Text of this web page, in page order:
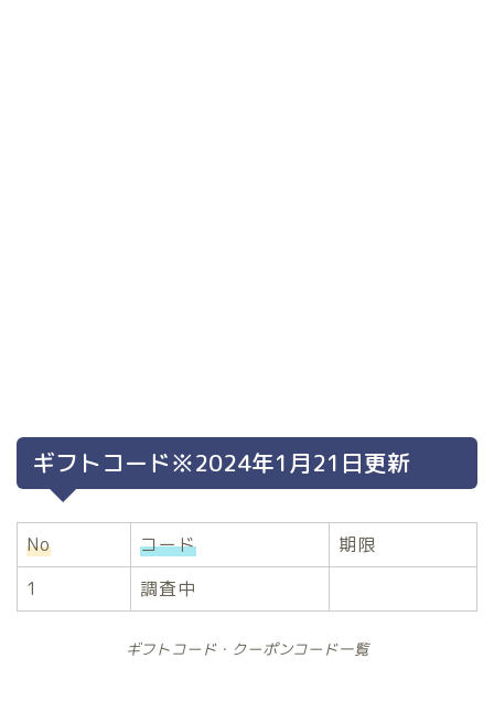
ギフトコード※2024年1月21日更新
No コード
期限
1
調査中
ギフトコード・クーポンコード一覧